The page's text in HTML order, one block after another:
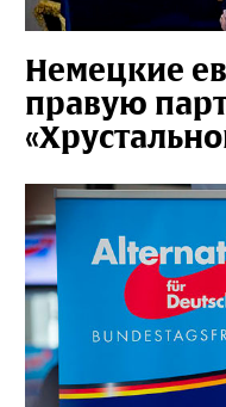
Немецкие
правую